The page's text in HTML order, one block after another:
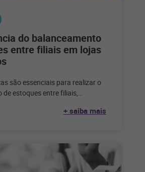
do balanceamento
entre filiais em lojas
são essenciais para realizar o
de estoques entre filiais,
+ saiba mais